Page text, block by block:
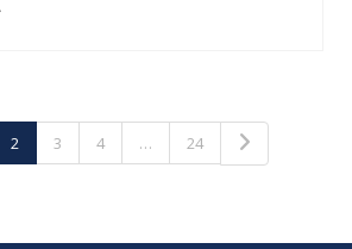
2 3 4 … 24